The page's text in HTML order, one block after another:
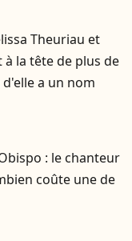
Theuriau et
à la tête de plus de
a un nom
: le chanteur
coûte une de